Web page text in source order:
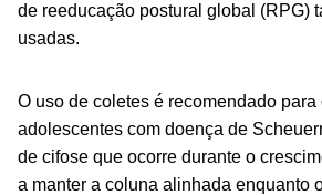
de reeducação postural global (RPG)
usadas.
O uso de coletes é recomendado para
adolescentes com doença de
de cifose que ocorre durante o
a manter a coluna alinhada enquanto